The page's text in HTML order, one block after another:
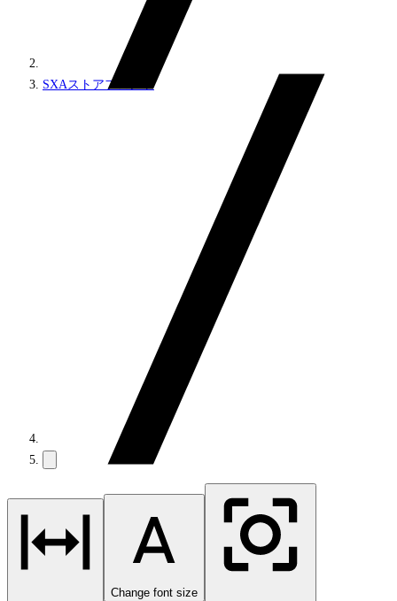
SXAストアフロント
Change font size